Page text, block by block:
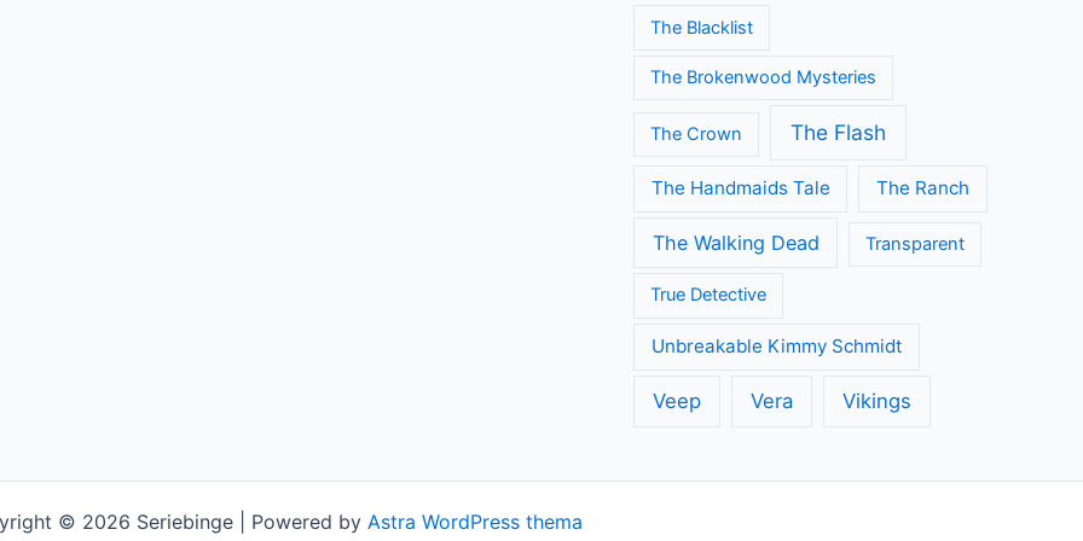
The Blacklist
The Brokenwood Mysteries
The Crown The Flash
The Handmaids Tale The Ranch
The Walking Dead Transparent
True Detective
Unbreakable Kimmy Schmidt
Veep Vera Vikings
© 2026 Seriebinge | Powered by Astra WordPress thema